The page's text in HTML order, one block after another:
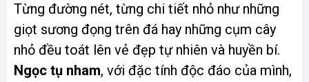
Từng đường nét, từng chi tiết nhỏ như những
giọt sương đọng trên đá hay những cụm cây
nhỏ đều toát lên vẻ đẹp tự nhiên và huyền bí.
Ngọc tụ nham, với đặc tính độc đáo của mình,